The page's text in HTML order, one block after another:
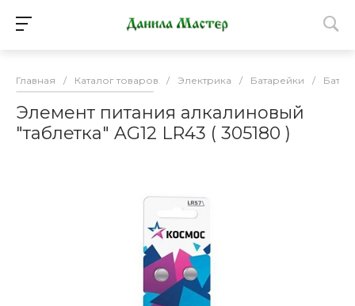
Главная / Каталог товаров / Электрика / Батарейки /
Элемент питания алкалиновый
"таблетка" AG12 LR43 ( 305180 )